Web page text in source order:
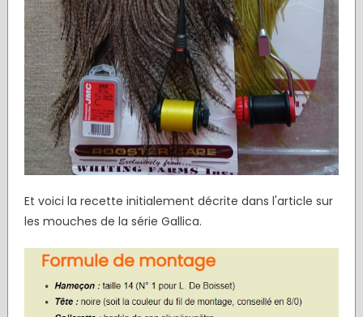
Et voici la recette initialement décrite dans l'article sur
les mouches de la série Gallica.